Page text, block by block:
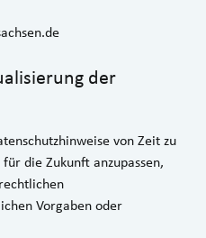
der
von Zeit zu
die Zukunft anzupassen,
Vorgaben oder